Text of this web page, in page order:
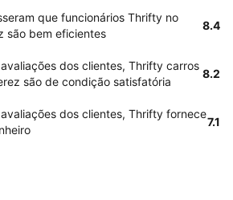
que funcionários Thrifty no
são bem eficientes
8.4
dos clientes, Thrifty carros
são de condição satisfatória
8.2
dos clientes, Thrifty fornece
7.1